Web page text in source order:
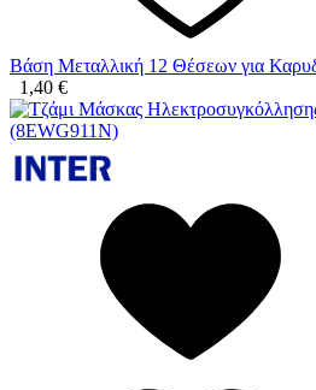
Βάση Μεταλλική 12 Θέσεων για
1,40 €